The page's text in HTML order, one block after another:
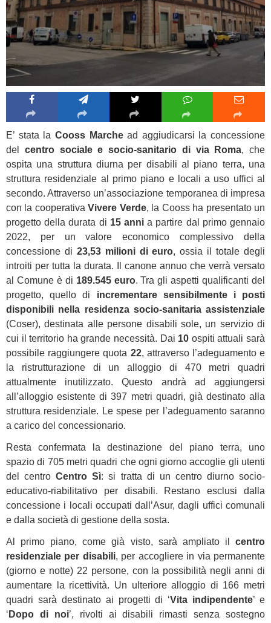
E’ stata la Cooss Marchead aggiudicarsi la concessione
del centro sociale e socio-sanitario di via Roma, che
ospita una struttura diurna per disabili al piano terra, una
struttura residenziale al primo piano e locali a uso uffici al
secondo. Attraverso un’associazione temporanea di impresa
con la cooperativaVivere Verde, la Cooss ha presentato un
progetto della durata di 15 anni a partire dal primo gennaio
2022, per un valore economico complessivo della
concessione di 23,53 milioni di euro, ossia il totale degli
introiti per tutta la durata. Il canone annuo che verrà versato
al Comune è di 189.545 euro. Tra gli aspetti qualificanti del
progetto, quello di incrementare sensibilmente i posti
disponibili nella residenza socio-sanitaria assistenziale
(Coser), destinata alle persone disabili sole, un servizio di
cui il territorio ha grande necessità. Dai 10 ospiti attuali sarà
possibile raggiungere quota 22, attraverso l’adeguamento e
la ristrutturazione di un alloggio di 470 metri quadri
attualmente inutilizzato. Questo andrà ad aggiungersi
all’alloggio esistente di 397 metri quadri, già destinato alla
struttura residenziale. Le spese per l’adeguamento saranno
a carico del concessionario.
Resta confermata la destinazione del piano terra, uno
spazio di 705 metri quadri che ogni giorno accoglie gli utenti
del centroCentro Sì: si tratta di un centro diurno socio-
educativo-riabilitativo per disabili. Restano esclusi dalla
concessione i locali occupati dall’Asur, dagli uffici comunali
e dalla società di gestione della sosta.
Al primo piano, come già visto, sarà ampliato il centro
residenziale per disabili, per accogliere in via permanente
(giorno e notte) 22 persone, con la possibilità negli anni di
aumentare la ricettività. Un ulteriore alloggio di 166 metri
quadri sarà destinato ai progetti di ‘Vita indipendente’ e
‘ Dopo di noi’, rivolti ai disabili rimasti senza sostegno